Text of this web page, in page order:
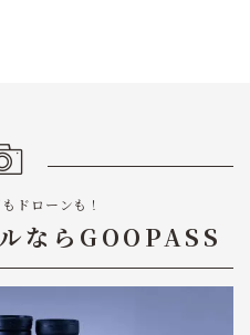
ドローンも！
ならGOOPASS